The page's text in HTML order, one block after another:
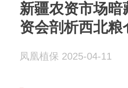
新疆农资市场暗
资会剖析西北粮
凤凰植保 2025-04-11